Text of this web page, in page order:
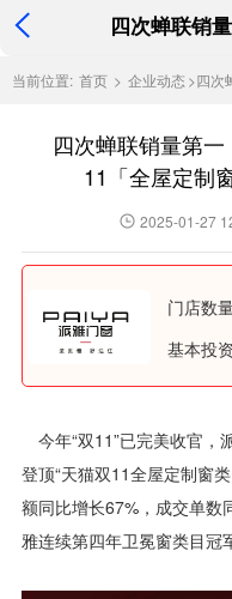
四次蝉联销
当前位置: 首页 > 企业动态 >四次
四次蝉联销量第
11「全屋定制
2025-01-27
门店数
基本投
今年“双11”已完美收官，
登顶“天猫双11全屋定制窗
额同比增长67%，成交单数
雅连续第四年卫冕窗类目冠